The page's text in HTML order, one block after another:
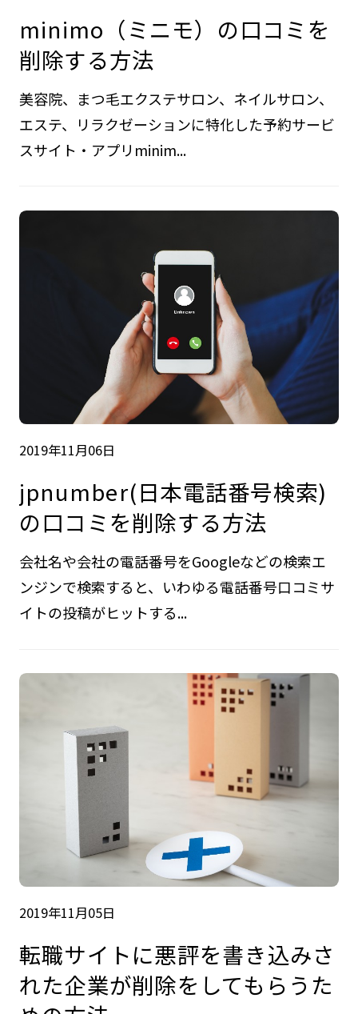
minimo（ミニモ）の口コミを
削除する方法
美容院、まつ毛エクステサロン、ネイルサロン、
エステ、リラクゼーションに特化した予約サービ
スサイト・アプリminim...
2019年11月06日
jpnumber(日本電話番号検索)
の口コミを削除する方法
会社名や会社の電話番号をGoogleなどの検索エ
ンジンで検索すると、いわゆる電話番号口コミサ
イトの投稿がヒットする...
2019年11月05日
転職サイトに悪評を書き込みさ
れた企業が削除をしてもらうた